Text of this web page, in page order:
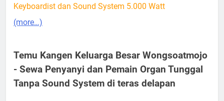
Keyboardist dan Sound System 5.000 Watt
(more…)
Temu Kangen Keluarga Besar Wongsoatmojo
- Sewa Penyanyi dan Pemain Organ Tunggal
Tanpa Sound System di teras delapan